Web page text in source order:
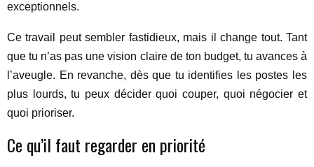
exceptionnels.
Ce travail peut sembler fastidieux, mais il change tout. Tant
que tu n’as pas une vision claire de ton budget, tu avances à
l’aveugle. En revanche, dès que tu identifies les postes les
plus lourds, tu peux décider quoi couper, quoi négocier et
quoi prioriser.
Ce qu’il faut regarder en priorité